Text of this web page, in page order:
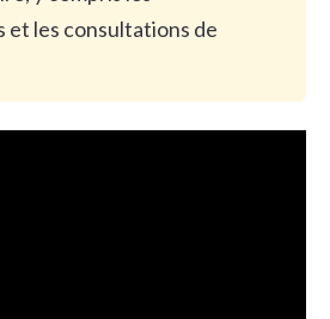
et les consultations de